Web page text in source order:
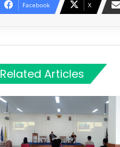
Facebook X
Related Articles